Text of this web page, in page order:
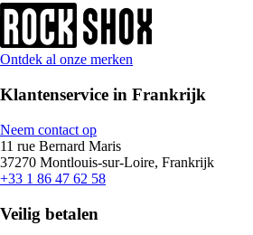
Ontdek al onze merken
Klantenservice in Frankrijk
Neem contact op
11 rue Bernard Maris
37270 Montlouis-sur-Loire, Frankrijk
+33 1 86 47 62 58
Veilig betalen